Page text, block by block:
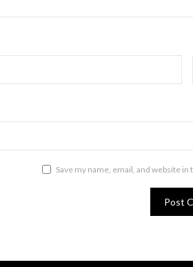
Save my name, email, and website